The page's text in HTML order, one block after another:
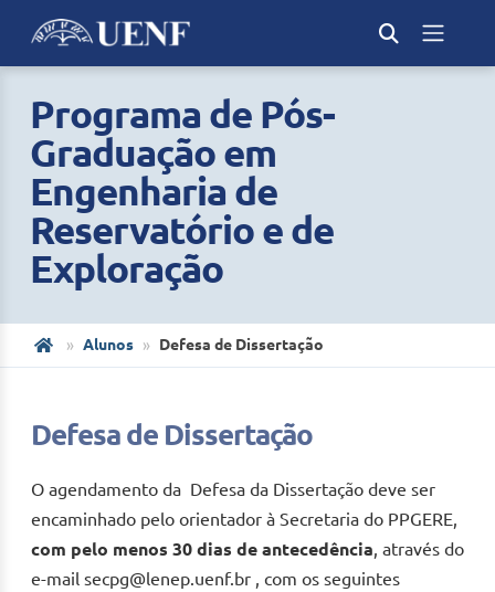
Programa de Pós-
Graduação em
Engenharia de
Reservatório e de
Exploração
Alunos Defesa de Dissertação
Defesa de Dissertação
O agendamento da Defesa da Dissertação deve ser
encaminhado pelo orientador à Secretaria do PPGERE,
com pelo menos 30 dias de antecedência, através do
e-mail secpg@lenep.uenf.br , com os seguintes